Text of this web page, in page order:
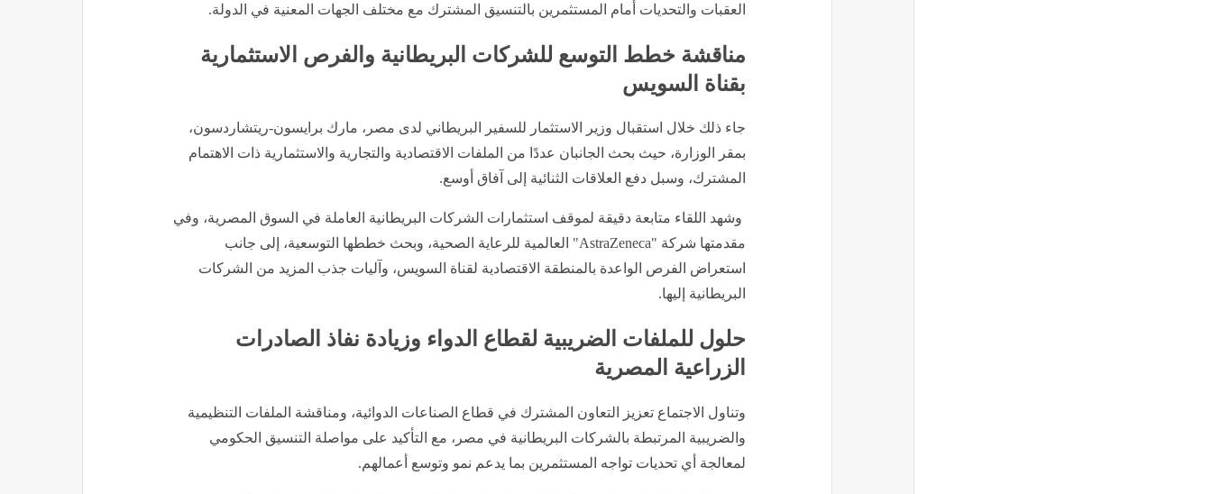
العقبات والتحديات أمام المستثمرين بالتنسيق المشترك مع مختلف الجهات المعنية في الدولة.
مناقشة خطط التوسع للشركات البريطانية والفرص الاستثمارية
بقناة السويس
جاء ذلك خلال استقبال وزير الاستثمار للسفير البريطاني لدى مصر، مارك برايسون-ريتشاردسون،
بمقر الوزارة، حيث بحث الجانبان عددًا من الملفات الاقتصادية والتجارية والاستثمارية ذات الاهتمام
المشترك، وسبل دفع العلاقات الثنائية إلى آفاق أوسع.
وشهد اللقاء متابعة دقيقة لموقف استثمارات الشركات البريطانية العاملة في السوق المصرية، وفي
مقدمتها شركة "AstraZeneca" العالمية للرعاية الصحية، وبحث خططها التوسعية، إلى جانب
استعراض الفرص الواعدة بالمنطقة الاقتصادية لقناة السويس، وآليات جذب المزيد من الشركات
البريطانية إليها.
حلول للملفات الضريبية لقطاع الدواء وزيادة نفاذ الصادرات
الزراعية المصرية
وتناول الاجتماع تعزيز التعاون المشترك في قطاع الصناعات الدوائية، ومناقشة الملفات التنظيمية
والضريبية المرتبطة بالشركات البريطانية في مصر، مع التأكيد على مواصلة التنسيق الحكومي
لمعالجة أي تحديات تواجه المستثمرين بما يدعم نمو وتوسع أعمالهم.